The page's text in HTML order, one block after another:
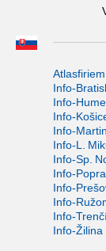
Info-
Info-
Info-
Info-Martin
Info-L.
Info-Sp.
Info-
Info-
Info-
Info-
Info-Žilina